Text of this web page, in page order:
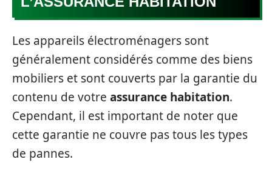
Les appareils électroménagers sont
généralement considérés comme des biens
mobiliers et sont couverts par la garantie du
contenu de votre assurance habitation.
Cependant, il est important de noter que
cette garantie ne couvre pas tous les types
de pannes.